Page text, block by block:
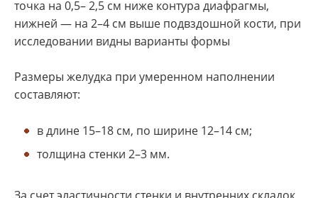
точка на 0,5– 2,5 см ниже контура диафрагмы,
нижней — на 2–4 см выше подвздошной кости, при
исследовании видны варианты формы
Размеры желудка при умеренном наполнении
составляют:
в длине 15–18 см, по ширине 12–14 см;
толщина стенки 2–3 мм.